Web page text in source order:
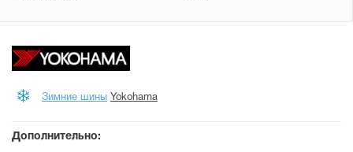
Зимние шины Yokohama
Дополнительно: